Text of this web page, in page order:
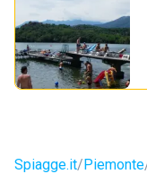
Spiagge.it Piemonte